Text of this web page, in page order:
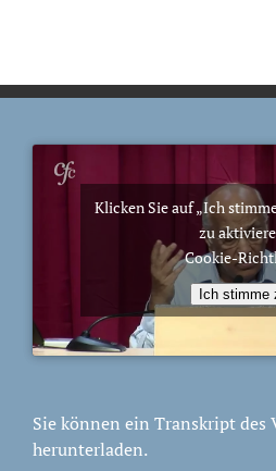
Klicken Sie auf „Ich
zu
Cookie-
Ich stimme
Sie können ein Transkript des
herunterladen.